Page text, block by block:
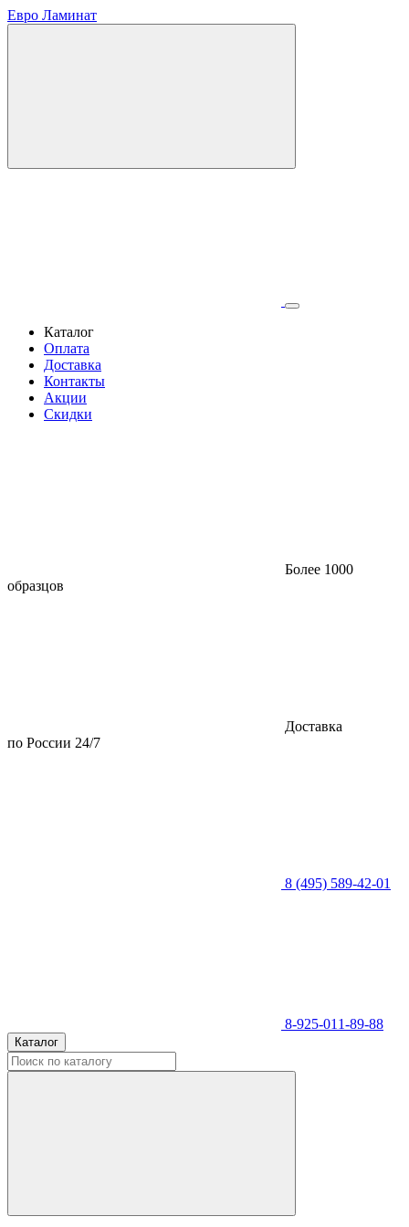
Евро Ламинат
Каталог
Оплата
Доставка
Контакты
Акции
Скидки
Более 1000
образцов
Доставка
по России 24/7
8 (495) 589-42-01
8-925-011-89-88
Каталог